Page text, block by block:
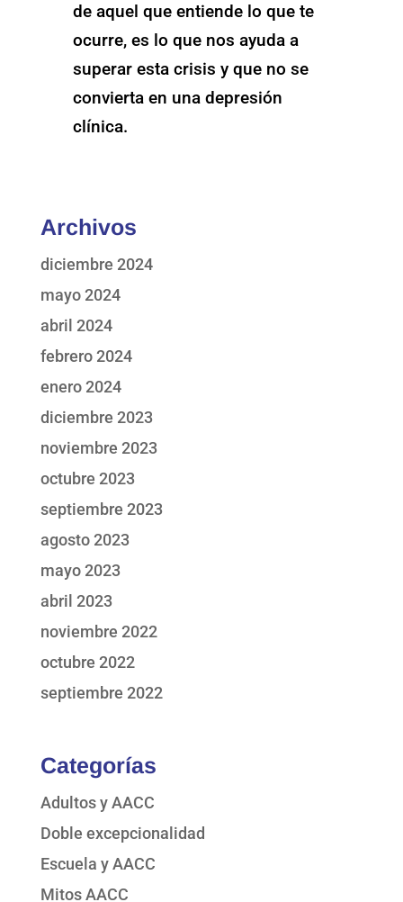
de aquel que entiende lo que te
ocurre, es lo que nos ayuda a
superar esta crisis y que no se
convierta en una depresión
clínica.
Archivos
diciembre 2024
mayo 2024
abril 2024
febrero 2024
enero 2024
diciembre 2023
noviembre 2023
octubre 2023
septiembre 2023
agosto 2023
mayo 2023
abril 2023
noviembre 2022
octubre 2022
septiembre 2022
Categorías
Adultos y AACC
Doble excepcionalidad
Escuela y AACC
Mitos AACC